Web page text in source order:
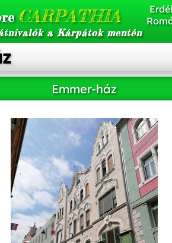
CARPATHIA
a Kárpátok mentén
Emmer-ház